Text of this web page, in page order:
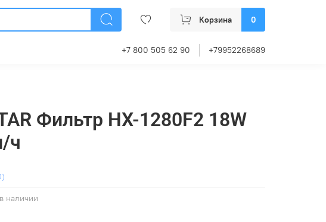
Корзина 0
+7 800 505 62 90 +79952268689
наличии
Фильтр HX-1280F2 18W
ч